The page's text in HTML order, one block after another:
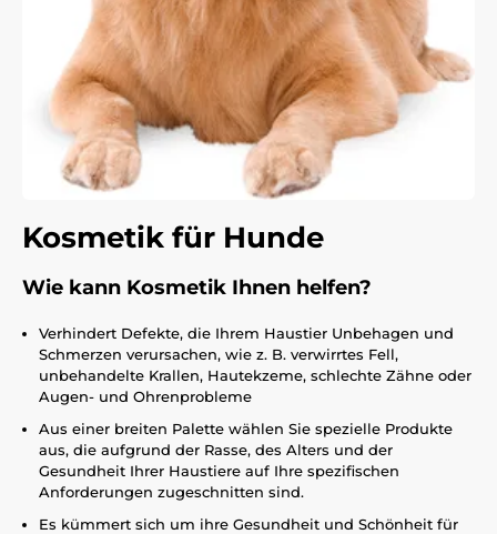
Kosmetik für Hunde
Wie kann Kosmetik Ihnen helfen?
Verhindert Defekte, die Ihrem Haustier Unbehagen und
Schmerzen verursachen, wie z. B. verwirrtes Fell,
unbehandelte Krallen, Hautekzeme, schlechte Zähne oder
Augen- und Ohrenprobleme
Aus einer breiten Palette wählen Sie spezielle Produkte
aus, die aufgrund der Rasse, des Alters und der
Gesundheit Ihrer Haustiere auf Ihre spezifischen
Anforderungen zugeschnitten sind.
Es kümmert sich um ihre Gesundheit und Schönheit für